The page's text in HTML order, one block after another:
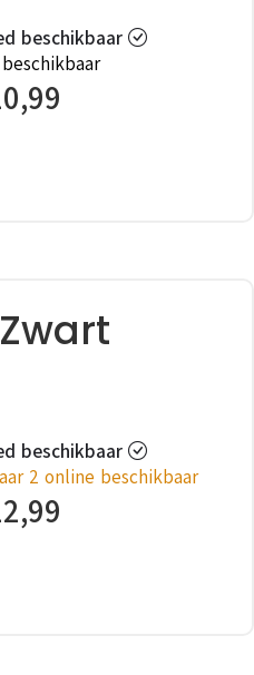
beschikbaar
beschikbaar
2 online beschikbaar